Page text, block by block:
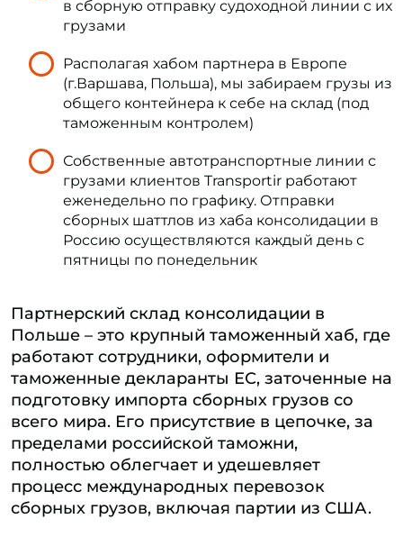
в сборную отправку судоходной линии с их
грузами
Располагая хабом партнера в Европе
(г.Варшава, Польша), мы забираем грузы из
общего контейнера к себе на склад (под
таможенным контролем)
Собственные автотранспортные линии с
грузами клиентов Transportir работают
еженедельно по графику. Отправки
сборных шаттлов из хаба консолидации в
Россию осуществляются каждый день с
пятницы по понедельник
Партнерский склад консолидации в
Польше – это крупный таможенный хаб, где
работают сотрудники, оформители и
таможенные декларанты ЕС, заточенные на
подготовку импорта сборных грузов со
всего мира. Его присутствие в цепочке, за
пределами российской таможни,
полностью облегчает и удешевляет
процесс международных перевозок
сборных грузов, включая партии из США.